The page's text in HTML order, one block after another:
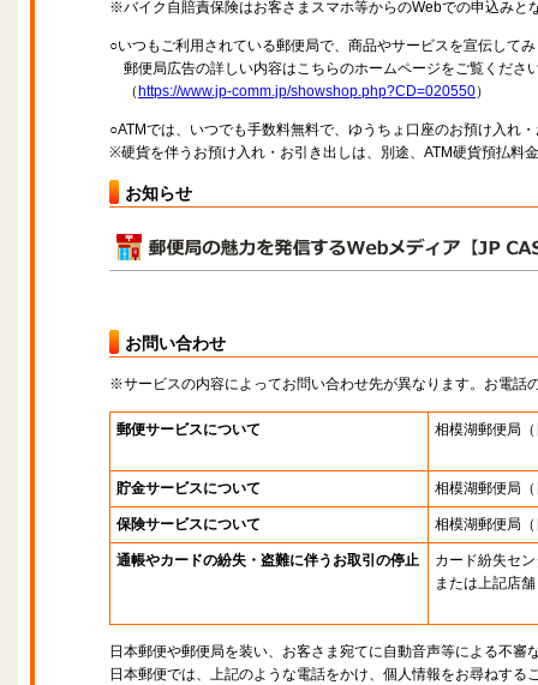
※バイク自賠責保険はお客さまスマホ等からのWebでの申込みと
○いつもご利用されている郵便局で、商品やサービスを宣伝して
郵便局広告の詳しい内容はこちらのホームページをご覧くださ
（ https://www.jp-comm.jp/showshop.php?CD=020550）
○ATMでは、いつでも手数料無料で、ゆうちょ口座のお預け入れ
※硬貨を伴うお預け入れ・お引き出しは、別途、ATM硬貨預払料
お知らせ
お問い合わせ
※サービスの内容によってお問い合わせ先が異なります。お電話
郵便サービスについて 相模湖郵便局
貯金サービスについて 相模湖郵便局
保険サービスについて 相模湖郵便局
通帳やカードの紛失・盗難に伴うお取引の停止
カード紛失セ
または上記店舗
日本郵便や郵便局を装い、お客さま宛てに自動音声等による不審
日本郵便では、上記のような電話をかけ、個人情報をお尋ねする